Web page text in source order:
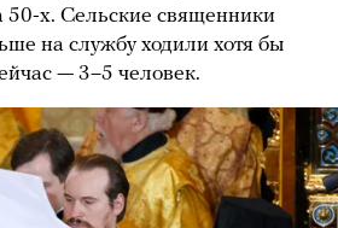
х. Сельские священники
на службу ходили хотя бы
— 3–5 человек.